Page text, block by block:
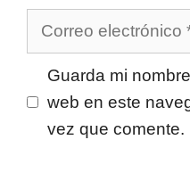
Correo
Guarda mi
web en este
vez que comente.